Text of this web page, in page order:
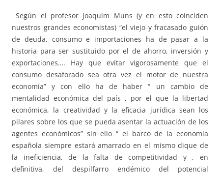
Según el profesor Joaquim Muns (y en esto coinciden
nuestros grandes economistas) “el viejo y fracasado guión
de deuda, consumo e importaciones ha de pasar a la
historia para ser sustituido por el de ahorro, inversión y
exportaciones…. Hay que evitar vigorosamente que el
consumo desaforado sea otra vez el motor de nuestra
economía” y con ello ha de haber “ un cambio de
mentalidad económica del país , por el que la libertad
económica, la creatividad y la eficacia jurídica sean los
pilares sobre los que se pueda asentar la actuación de los
agentes económicos” sin ello “ el barco de la economía
española siempre estará amarrado en el mismo dique de
la ineficiencia, de la falta de competitividad y , en
definitiva, del despilfarro endémico del potencial